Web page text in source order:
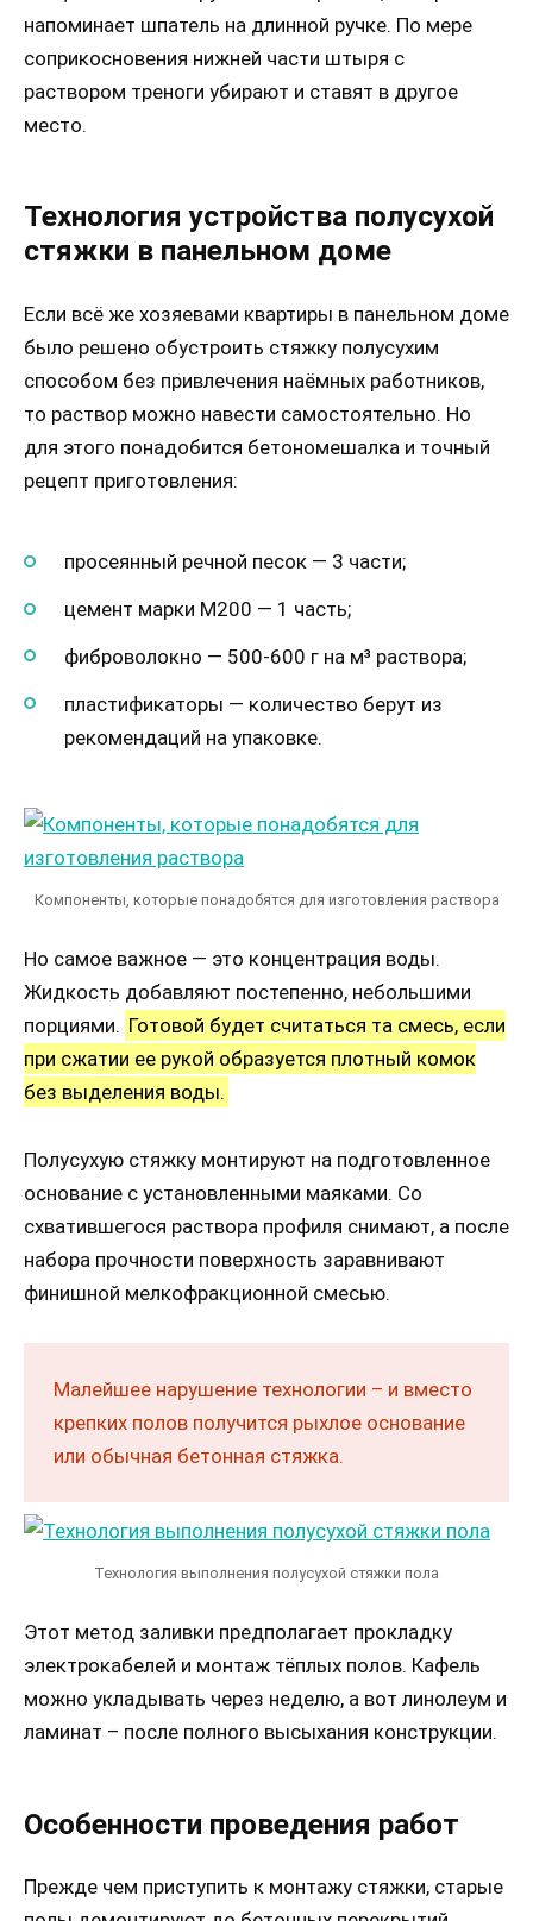
напоминает шпатель на длинной ручке. По мере
соприкосновения нижней части штыря с
раствором треноги убирают и ставят в другое
место.
Технология устройства полусухой
стяжки в панельном доме
Если всё же хозяевами квартиры в панельном доме
было решено обустроить стяжку полусухим
способом без привлечения наёмных работников,
то раствор можно навести самостоятельно. Но
для этого понадобится бетономешалка и точный
рецепт приготовления:
просеянный речной песок — 3 части;
цемент марки М200 — 1 часть;
фиброволокно — 500-600 г на м³ раствора;
пластификаторы — количество берут из
рекомендаций на упаковке.
Компоненты, которые понадобятся для изготовления раствора
Но самое важное — это концентрация воды.
Жидкость добавляют постепенно, небольшими
порциями. Готовой будет считаться та смесь, если
при сжатии ее рукой образуется плотный комок
без выделения воды.
Полусухую стяжку монтируют на подготовленное
основание с установленными маяками. Со
схватившегося раствора профиля снимают, а после
набора прочности поверхность заравнивают
финишной мелкофракционной смесью.
Малейшее нарушение технологии – и вместо
крепких полов получится рыхлое основание
или обычная бетонная стяжка.
Технология выполнения полусухой стяжки пола
Этот метод заливки предполагает прокладку
электрокабелей и монтаж тёплых полов. Кафель
можно укладывать через неделю, а вот линолеум и
ламинат – после полного высыхания конструкции.
Особенности проведения работ
Прежде чем приступить к монтажу стяжки, старые